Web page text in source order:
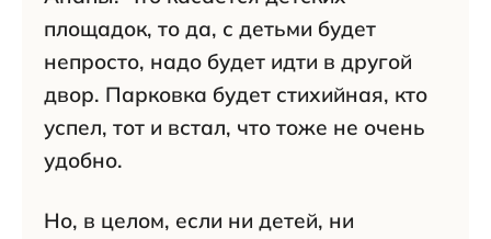
площадок, то да, с детьми будет
непросто, надо будет идти в другой
двор. Парковка будет стихийная, кто
успел, тот и встал, что тоже не очень
удобно.
Но, в целом, если ни детей, ни